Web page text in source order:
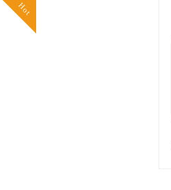
Hot